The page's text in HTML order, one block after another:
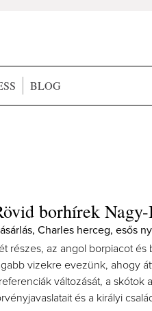
BLOG
borhírek
Charles herceg, esős
részes, az angol borpiacot
vizekre evezünk, ahogy
változását, a skótok
és a királyi